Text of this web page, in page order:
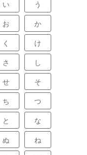
い う
お か
く け
さ し
せ そ
ち つ
と な
ぬ ね